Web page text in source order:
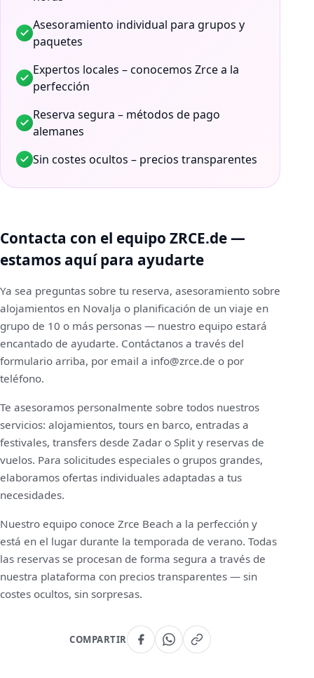
Asesoramiento individual para grupos y
paquetes
Expertos locales – conocemos Zrce a la
perfección
Reserva segura – métodos de pago
alemanes
Sin costes ocultos – precios transparentes
Contacta con el equipo ZRCE.de —
estamos aquí para ayudarte
Ya sea preguntas sobre tu reserva, asesoramiento sobre
alojamientos en Novalja o planificación de un viaje en
grupo de 10 o más personas — nuestro equipo estará
encantado de ayudarte. Contáctanos a través del
formulario arriba, por email a info@zrce.de o por
teléfono.
Te asesoramos personalmente sobre todos nuestros
servicios: alojamientos, tours en barco, entradas a
festivales, transfers desde Zadar o Split y reservas de
vuelos. Para solicitudes especiales o grupos grandes,
elaboramos ofertas individuales adaptadas a tus
necesidades.
Nuestro equipo conoce Zrce Beach a la perfección y
está en el lugar durante la temporada de verano. Todas
las reservas se procesan de forma segura a través de
nuestra plataforma con precios transparentes — sin
costes ocultos, sin sorpresas.
COMPARTIR